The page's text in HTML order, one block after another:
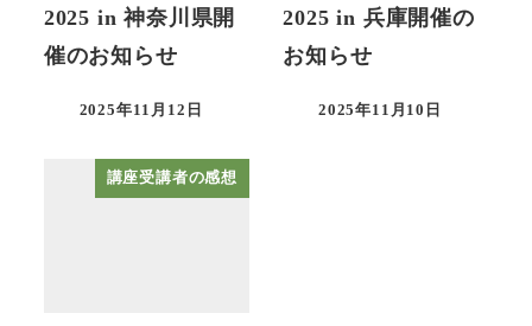
2025 in 神奈川県開
催のお知らせ
2025年11月12日
2025 in 兵庫開催の
お知らせ
2025年11月10日
講座受講者の感想